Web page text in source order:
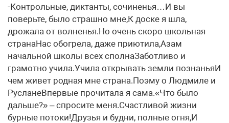
-Контрольные, диктанты, сочиненья…И вы
поверьте, было страшно мне,К доске я шла,
дрожала от волненья.Но очень скоро школьная
странаНас обогрела, даже приютила,Азам
начальной школы всех сполнаЗаботливо и
грамотно учила.Учила открывать земли познаньяИ
чем живет родная мне страна.Поэму о Людмиле и
РусланеВпервые прочитала я сама.«Что было
дальше?» – спросите меня.Счастливой жизни
бурные потоки!Друзья и будни, полные огня,И